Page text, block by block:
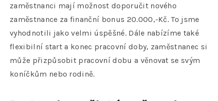
zaměstnanci mají možnost doporučit nového
zaměstnance za finanční bonus 20.000,-Kč. To jsme
vyhodnotili jako velmi úspěšné. Dále nabízíme také
flexibilní start a konec pracovní doby, zaměstnanec si
může přizpůsobit pracovní dobu a věnovat se svým
koníčkům nebo rodině.